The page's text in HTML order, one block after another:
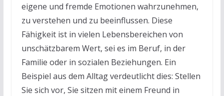
eigene und fremde Emotionen wahrzunehmen,
zu verstehen und zu beeinflussen. Diese
Fähigkeit ist in vielen Lebensbereichen von
unschätzbarem Wert, sei es im Beruf, in der
Familie oder in sozialen Beziehungen. Ein
Beispiel aus dem Alltag verdeutlicht dies: Stellen
Sie sich vor, Sie sitzen mit einem Freund in